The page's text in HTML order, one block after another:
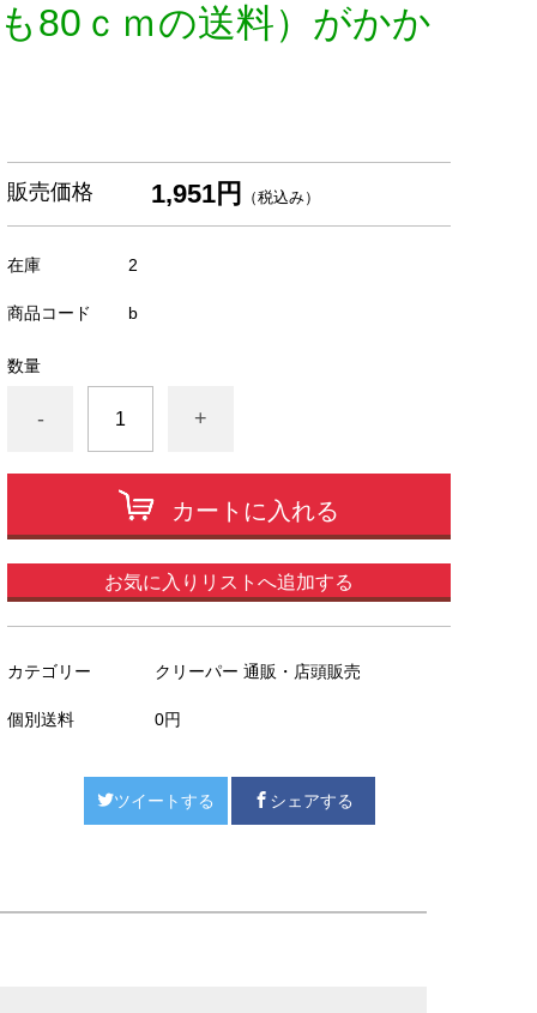
80ｃｍの送料）がかか
販売価格 1,951円 （税込み）
在庫 2
商品コード b
数量
- +
カートに入れる
お気に入りリストへ追加する
カテゴリー クリーパー 通販・店頭販売
個別送料 0円
ツイートする シェアする